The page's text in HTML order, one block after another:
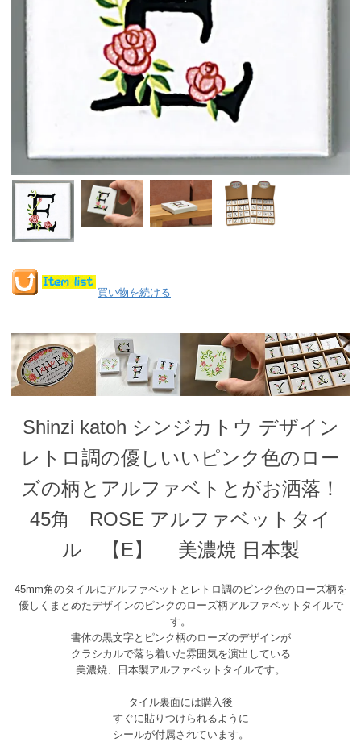
買い物を続ける
Shinzi katoh シンジカトウ デザイン
レトロ調の優しいいピンク色のロー
ズの柄とアルファベトとがお洒落！
45角 ROSE アルファベットタイ
ル 【E】 美濃焼 日本製
45mm角のタイルにアルファベットとレトロ調のピンク色のローズ柄を
優しくまとめたデザインのピンクのローズ柄アルファベットタイルで
す。
書体の黒文字とピンク柄のローズのデザインが
クラシカルで落ち着いた雰囲気を演出している
美濃焼、日本製アルファベットタイルです。
タイル裏面には購入後
すぐに貼りつけられるように
シールが付属されています。